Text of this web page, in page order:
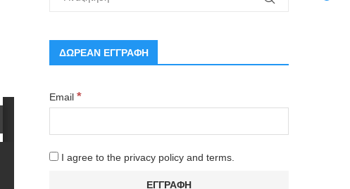
ΔΩΡΕΑΝ ΕΓΓΡΑΦΗ
Email *
I agree to the privacy policy and terms.